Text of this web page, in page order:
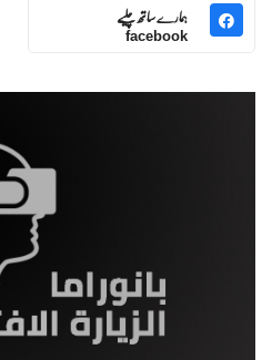
ہمارے ساتھ چلیے
facebook